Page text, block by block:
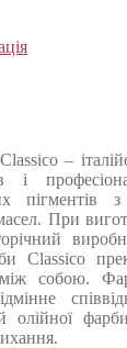
–
пігментів
При
Classico
собою.
олійної